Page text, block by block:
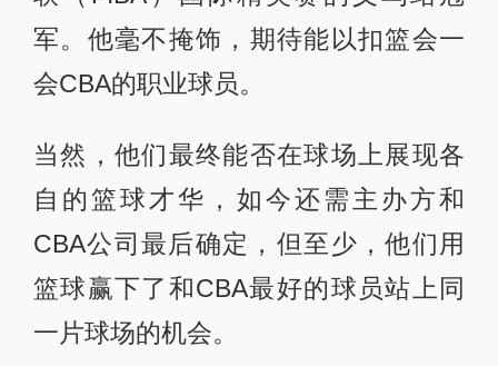
军。他毫不掩饰，期待能以扣篮会一
会CBA的职业球员。
当然，他们最终能否在球场上展现各
自的篮球才华，如今还需主办方和
CBA公司最后确定，但至少，他们用
篮球赢下了和CBA最好的球员站上同
一片球场的机会。